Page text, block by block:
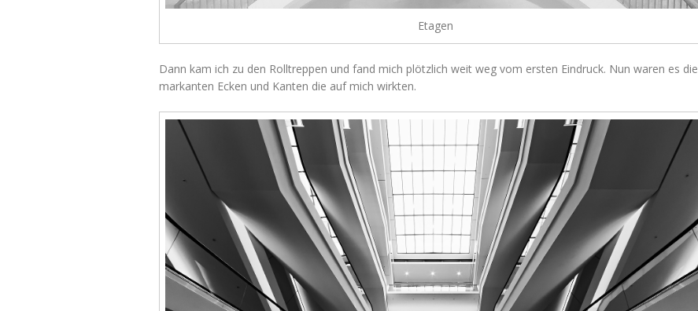
Etagen
Dann kam ich zu den Rolltreppen und fand mich plötzlich weit weg vom ersten Eindruck. Nun waren es die
markanten Ecken und Kanten die auf mich wirkten.